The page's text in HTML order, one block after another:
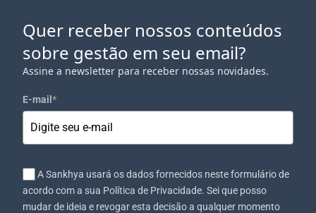
Quer receber nossos conteúdos
sobre gestão em seu email?
Assine a newsletter para receber nossas novidades.
E-mail*
A Sankhya usará os dados fornecidos neste formulário de
acordo com a sua Política de Privacidade. Sei que posso
mudar de ideia e revogar esta decisão a qualquer momento